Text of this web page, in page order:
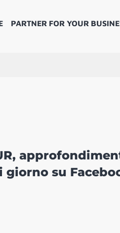
PARTNER FOR YOUR
su